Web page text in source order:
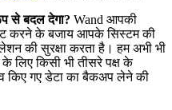
से बदल देगा? Wand आपकी
करने के बजाय आपके सिस्टम की
की सुरक्षा करता है। हम अभी भी
लिए किसी भी तीसरे पक्ष के
किए गए डेटा का बैकअप लेने की